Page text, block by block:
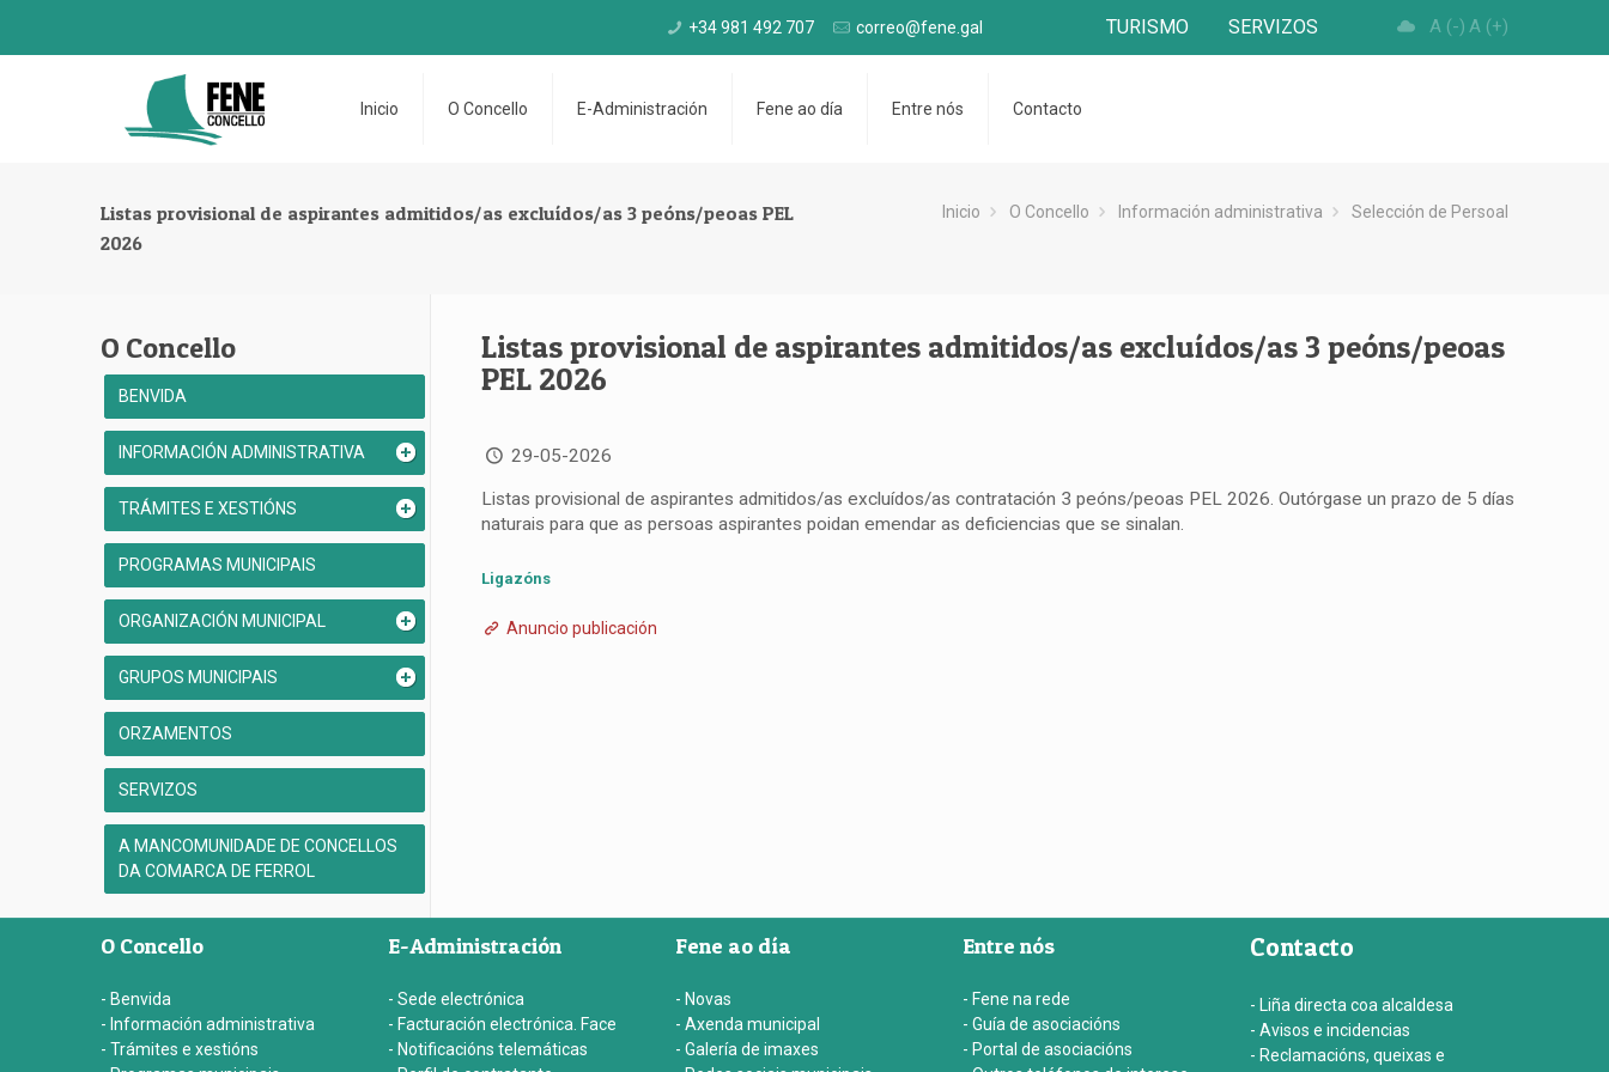
+34 981 492 707 correo@fene.gal TURISMO SERVIZOS A (-) A (+)
Inicio O Concello E-Administración Fene ao día Entre nós Contacto
Listas provisional de aspirantes admitidos/as excluídos/as 3 peóns/peoas PEL
2026
Inicio O Concello Información administrativa Selección de Persoal
Listas provisional de aspirantes admitidos/as excluídos/as 3 peóns/peoas
PEL 2026
29-05-2026
Listas provisional de aspirantes admitidos/as excluídos/as contratación 3 peóns/peoas PEL 2026. Outórgase un prazo de 5 días
naturais para que as persoas aspirantes poidan emendar as deficiencias que se sinalan.
Ligazóns
Anuncio publicación
O Concello
BENVIDA
INFORMACIÓN ADMINISTRATIVA
TRÁMITES E XESTIÓNS
PROGRAMAS MUNICIPAIS
ORGANIZACIÓN MUNICIPAL
GRUPOS MUNICIPAIS
ORZAMENTOS
SERVIZOS
A MANCOMUNIDADE DE CONCELLOS
DA COMARCA DE FERROL
O Concello
- Benvida
- Información administrativa
- Trámites e xestións
E-Administración
- Sede electrónica
- Facturación electrónica. Face
- Notificacións telemáticas
Fene ao día
- Novas
- Axenda municipal
- Galería de imaxes
Entre nós
- Fene na rede
- Guía de asociacións
- Portal de asociacións
Contacto
- Liña directa coa alcaldesa
- Avisos e incidencias
- Reclamacións, queixas e